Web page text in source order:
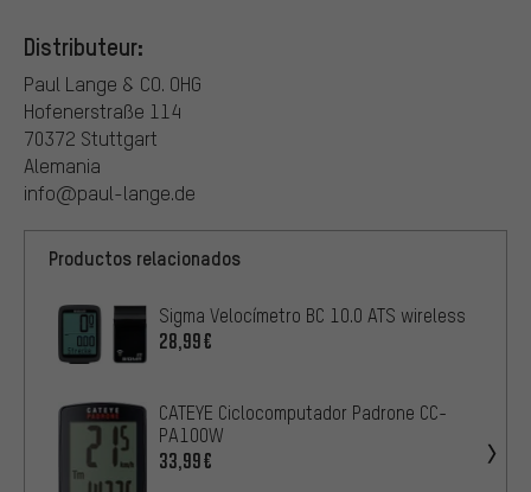
Distributeur:
Paul Lange & CO. OHG
Hofenerstraße 114
70372 Stuttgart
Alemania
info@paul-lange.de
Productos relacionados
Sigma Velocímetro BC 10.0 ATS wireless
28,99€
CATEYE Ciclocomputador Padrone CC-
PA100W
33,99€